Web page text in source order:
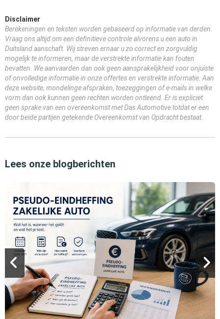
Disclaimer
Berekeningen en teksten worden gebaseerd op informatie van derden.
Vraag ons altijd om een definitieve controle alvorens u een auto in
Duitsland aanschaft. Wij streven ernaar u zo correct en zorgvuldig
mogelijk te informeren, maar de verstrekte informatie kan fouten
bevatten. We aanvaarden dan ook geen aansprakelijkheid voor onjuiste
of onvolledige informatie in onze offertes en verstrekte informatie. Aan
deze website, mondelinge afspraken, toezeggingen of e-mails in welke
vorm dan ook kunnen geen rechten worden ontleend. Er is expliciet
geen sprake van een overeenkomst met Das Automotive totdat er een
door beide partijen getekende Overeenkomst van Opdracht bestaat.
Lees onze blogberichten